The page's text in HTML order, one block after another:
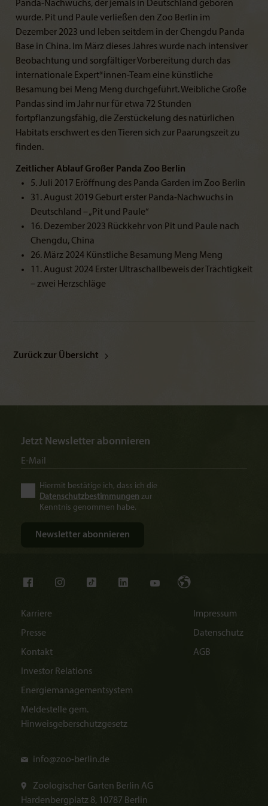
Panda-Nachwuchs, der jemals in Deutschland geboren
wurde. Pit und Paule verließen den Zoo Berlin im
Dezember 2023 und leben seitdem in der Chengdu Panda
Base in China. Im März dieses Jahres wurde nach intensiver
Beobachtung und sorgfältiger Vorbereitung durch das
internationale Expert*innen-Team eine künstliche
Besamung bei Meng Meng durchgeführt. Weibliche Große
Pandas sind im Jahr nur für etwa 72 Stunden
fortpflanzungsfähig, die Zerstückelung des natürlichen
Habitats erschwert es den Tieren sich zur Paarungszeit zu
finden.
Zeitlicher Ablauf Großer Panda Zoo Berlin
5. Juli 2017 Eröffnung des Panda Garden im Zoo Berlin
31. August 2019 Geburt erster Panda-Nachwuchs in
Deutschland – „Pit und Paule“
16. Dezember 2023 Rückkehr von Pit und Paule nach
Chengdu, China
26. März 2024 Künstliche Besamung Meng Meng
11. August 2024 Erster Ultraschallbeweis der Trächtigkeit
– zwei Herzschläge
Zurück zur Übersicht
Karriere
Presse
Kontakt
Investor Relations
Energiemanagementsystem
Meldestelle gem.
Hinweisgeberschutzgesetz
Impressum
Datenschutz
AGB
info@zoo-berlin.de
Zoologischer Garten Berlin AG
Hardenbergplatz 8, 10787 Berlin
Jetzt Newsletter abonnieren
Hiermit bestätige ich, dass ich die
Datenschutzbestimmungen zur
Kenntnis genommen habe.